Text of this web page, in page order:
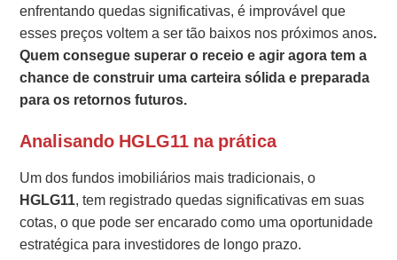
enfrentando quedas significativas, é improvável que
esses preços voltem a ser tão baixos nos próximos anos.
Quem consegue superar o receio e agir agora tem a
chance de construir uma carteira sólida e preparada
para os retornos futuros.
Analisando HGLG11 na prática
Um dos fundos imobiliários mais tradicionais, o
HGLG11, tem registrado quedas significativas em suas
cotas, o que pode ser encarado como uma oportunidade
estratégica para investidores de longo prazo.